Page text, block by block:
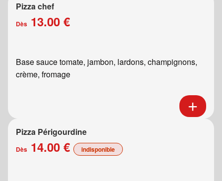
Pizza chef
Dès 13.00 €
Base sauce tomate, jambon, lardons, champignons,
crème, fromage
Pizza Périgourdine
Dès 14.00 € indisponible